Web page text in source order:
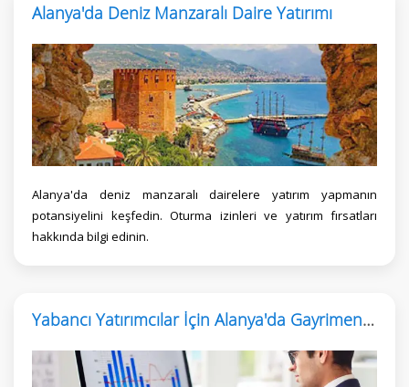
Alanya'da Deniz Manzaralı Daire Yatırımı
Alanya'da deniz manzaralı dairelere yatırım yapmanın
potansiyelini keşfedin. Oturma izinleri ve yatırım fırsatları
hakkında bilgi edinin.
Yabancı Yatırımcılar İçin Alanya'da Gayrimenkul Satın Alma Rehberi